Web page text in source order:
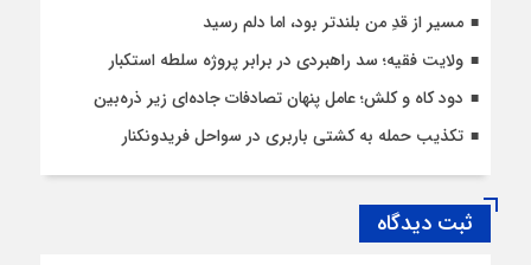
مسیر از قدِ من بلندتر بود، اما دلم رسید
ولایت فقیه؛ سد راهبردی در برابر پروژه سلطه استکبار
دود کاه و کلش؛ عامل پنهان تصادفات جاده‌ای زیر ذره‌بین
تکذیب حمله به کشتی باربری در سواحل فریدونکنار
ثبت دیدگاه